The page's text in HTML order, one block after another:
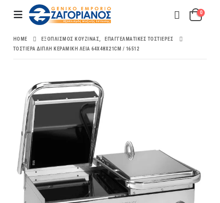
0
HOME ΕΞΟΠΛΙΣΜΌΣ ΚΟΥΖΊΝΑΣ
ΕΠΑΓΓΕΛΜΑΤΙΚΈΣ ΤΟΣΤΙΈΡΕΣ
ΤΟΣΤΙΈΡΑ ΔΙΠΛΉ ΚΕΡΑΜΙΚΉ ΛΕΊΑ 64X48X21CM / 16512